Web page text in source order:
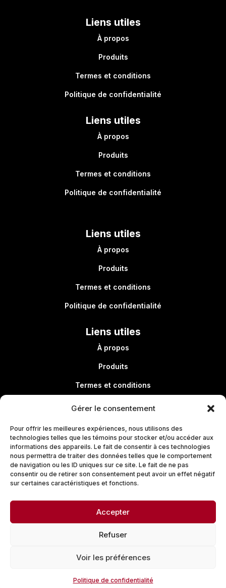
Gérer le consentement
Pour offrir les meilleures expériences, nous utilisons des
technologies telles que les témoins pour stocker et/ou accéder aux
informations des appareils. Le fait de consentir à ces technologies
nous permettra de traiter des données telles que le comportement
de navigation ou les ID uniques sur ce site. Le fait de ne pas
consentir ou de retirer son consentement peut avoir un effet négatif
sur certaines caractéristiques et fonctions.
Accepter
Refuser
Voir les préférences
Politique de confidentialité
Liens utiles
À propos
Produits
Termes et conditions
Politique de confidentialité
Liens utiles
À propos
Produits
Termes et conditions
Politique de confidentialité
Liens utiles
À propos
Produits
Termes et conditions
Politique de confidentialité
Liens utiles
À propos
Produits
Termes et conditions
Politique de confidentialité
Liens utiles
À propos
Produits
Politique de confidentialité